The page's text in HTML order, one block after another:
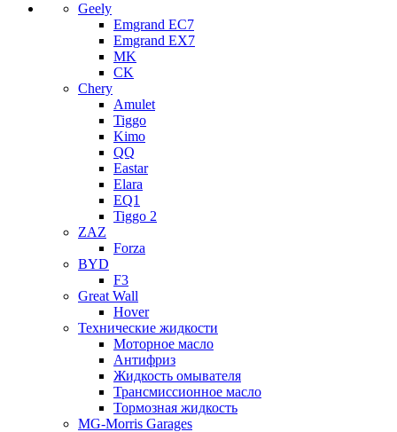
Geely
Emgrand EC7
Emgrand EX7
MK
CK
Chery
Amulet
Tiggo
Kimo
QQ
Eastar
Elara
EQ1
Tiggo 2
ZAZ
Forza
BYD
F3
Great Wall
Hover
Технические жидкости
Моторное масло
Антифриз
Жидкость омывателя
Трансмиссионное масло
Тормозная жидкость
MG-Morris Garages